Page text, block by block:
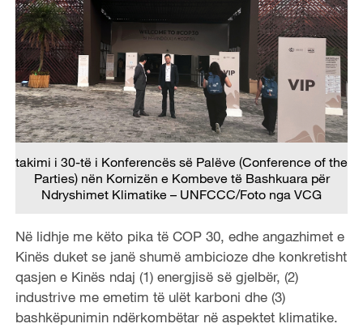
takimi i 30-të i Konferencës së Palëve (Conference of the
Parties) nën Kornizën e Kombeve të Bashkuara për
Ndryshimet Klimatike – UNFCCC/Foto nga VCG
Në lidhje me këto pika të COP 30, edhe angazhimet e
Kinës duket se janë shumë ambicioze dhe konkretisht
qasjen e Kinës ndaj (1) energjisë së gjelbër, (2)
industrive me emetim të ulët karboni dhe (3)
bashkëpunimin ndërkombëtar në aspektet klimatike.